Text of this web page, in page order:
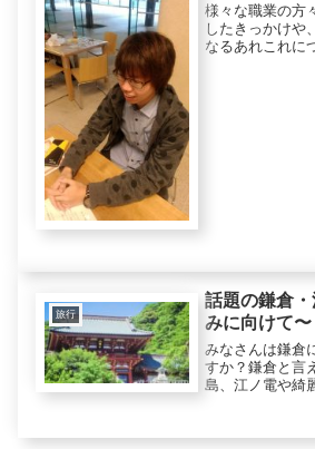
様々な職業の方
したきっかけや
なるあれこれに
旅行
話題の鎌倉
みに向けて〜
みなさんは鎌倉
すか？鎌倉と言
島、江ノ電や綺
を紹介していき